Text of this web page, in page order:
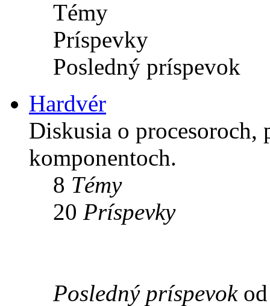
Témy
Príspevky
Posledný príspevok
Hardvér
Diskusia o procesoroch,
komponentoch.
8 Témy
20 Príspevky
Posledný príspevok